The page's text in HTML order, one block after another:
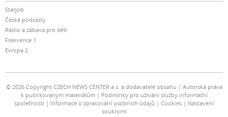
Starjob
České podcasty
Rádio a zábava pro děti
Frekvence 1
Evropa 2
© 2026 Copyright CZECH NEWS CENTER a.s. a dodavatelé obsahu
Autorská práva
k publikovaným materiálům
Podmínky pro užívání služby informační
společnosti
Informace o zpracování osobních údajů Cookies
Nastavení
soukromí